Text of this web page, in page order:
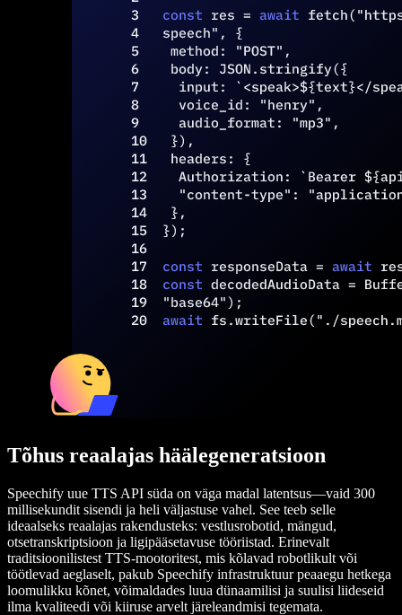
Tõhus reaalajas häälegeneratsioon
Speechify uue TTS API süda on väga madal latentsus—vaid 300
millisekundit sisendi ja heli väljastuse vahel. See teeb selle
ideaalseks reaalajas rakendusteks: vestlusrobotid, mängud,
otsetranskriptsioon ja ligipääsetavuse tööriistad. Erinevalt
traditsioonilistest TTS-mootoritest, mis kõlavad robotlikult või
töötlevad aeglaselt, pakub Speechify infrastruktuur peaaegu hetkega
loomulikku kõnet, võimaldades luua dünaamilisi ja suulisi liideseid
ilma kvaliteedi või kiiruse arvelt järeleandmisi tegemata.